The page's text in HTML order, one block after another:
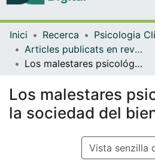
Com
Inici Recerca
Articles publicats en revistes (Psicologia Clínica i Psicobiologia)
Los malestares psicológicos en la sociedad del bienestar
Los malestares
la sociedad del
Vista senzilla